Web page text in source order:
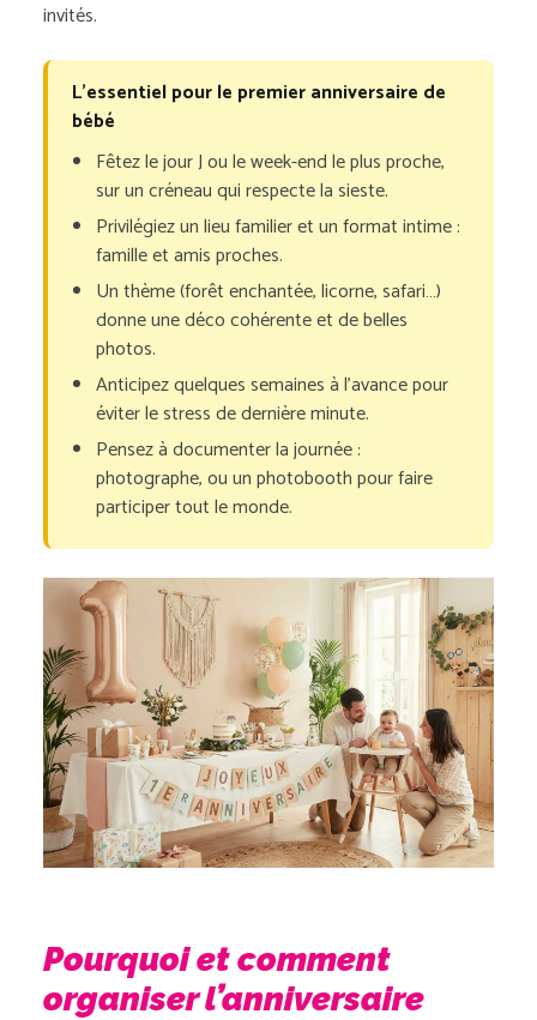
invités.
L’essentiel pour le premier anniversaire de
bébé
Fêtez le jour J ou le week-end le plus proche,
sur un créneau qui respecte la sieste.
Privilégiez un lieu familier et un format intime :
famille et amis proches.
Un thème (forêt enchantée, licorne, safari…)
donne une déco cohérente et de belles
photos.
Anticipez quelques semaines à l’avance pour
éviter le stress de dernière minute.
Pensez à documenter la journée :
photographe, ou un photobooth pour faire
participer tout le monde.
Pourquoi et comment
organiser l’anniversaire